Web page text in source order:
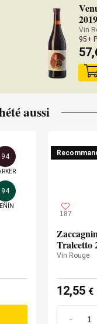
Vin
95+
aussi
94
94
187
Tralcetto
Vin Rouge
12,55 €
-